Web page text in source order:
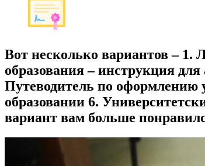
Вот несколько вариантов – 1.
образования – инструкция
Путеводитель по оформлению
образовании 6.
вариант вам больше